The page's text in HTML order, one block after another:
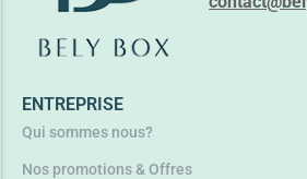
Ajouter au panier
ENTREPRISE
Qui sommes nous?
Nos promotions & Offres